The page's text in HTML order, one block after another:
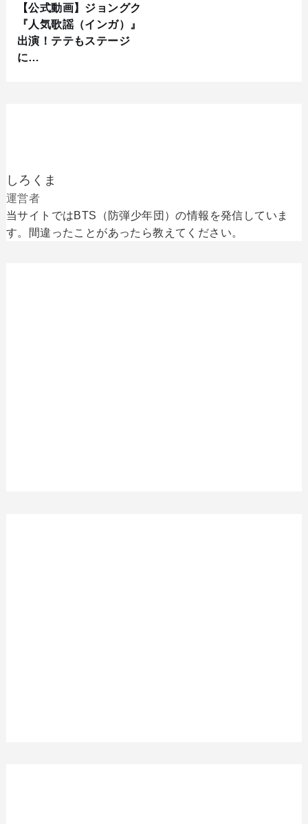
【公式動画】ジョングク
『人気歌謡（インガ）』
出演！テテもステージ
に…
しろくま
運営者
当サイトではBTS（防弾少年団）の情報を発信していま
す。間違ったことがあったら教えてください。